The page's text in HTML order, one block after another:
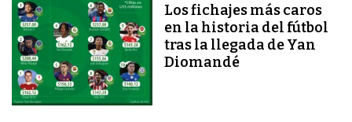
Los fichajes más caros
en la historia del fútbol
tras la llegada de Yan
Diomandé